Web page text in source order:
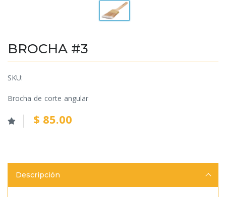
BROCHA #3
SKU:
Brocha de corte angular
$ 85.00
Descripción